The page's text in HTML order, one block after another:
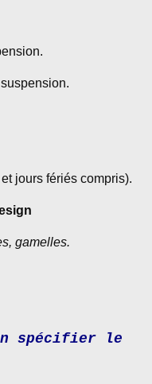
jours fériés compris).
gamelles.
spécifier le